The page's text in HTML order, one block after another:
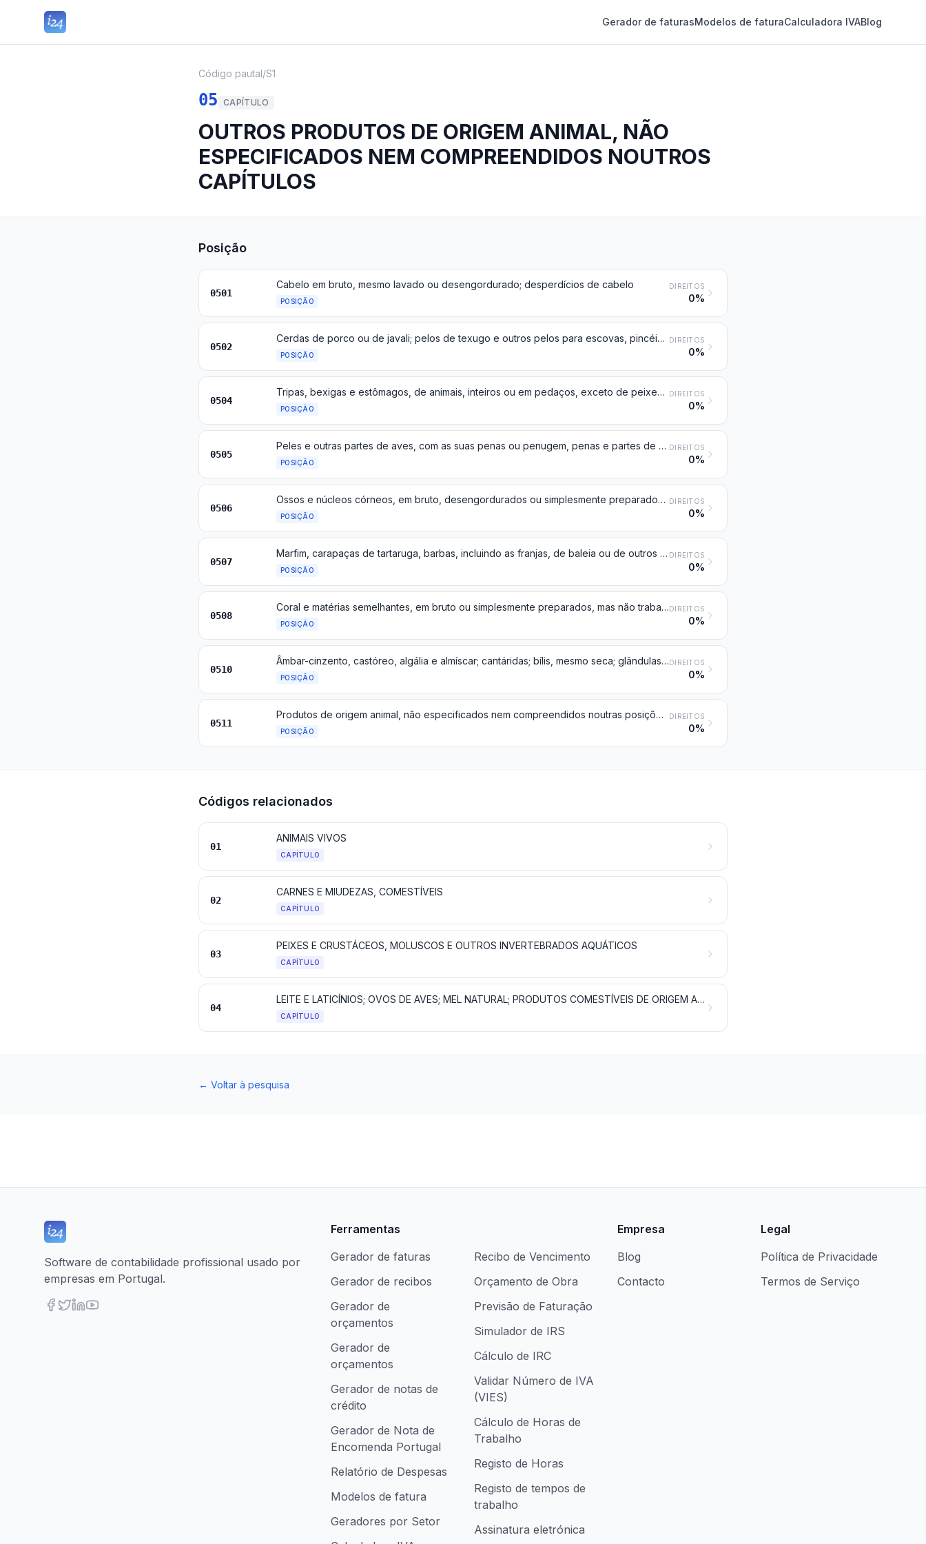
Gerador de faturasModelos de faturaCalculadora IVABlog
Código pautal/S1
05 CAPÍTULO
OUTROS PRODUTOS DE ORIGEM ANIMAL, NÃO
ESPECIFICADOS NEM COMPREENDIDOS NOUTROS
CAPÍTULOS
Posição
0501
Cabelo em bruto, mesmo lavado ou desengordurado; desperdícios de cabelo
POSIÇÃO
DIREITOS
0%
0502
Cerdas de porco ou de javali; pelos de texugo e outros pelos para escovas, pincéis e artigos semelhantes; desperdícios destas cerdas e pelos
POSIÇÃO
DIREITOS
0%
0504
Tripas, bexigas e estômagos, de animais, inteiros ou em pedaços, exceto de peixes, frescos, refrigerados, congelados, salgados ou em salmoura, secos ou fumados (defumados)
POSIÇÃO
DIREITOS
0%
0505
Peles e outras partes de aves, com as suas penas ou penugem, penas e partes de penas (mesmo aparadas), penugem, em bruto ou simplesmente limpas, desinfetadas ou preparadas tendo em vista a sua conservação; pós e desperdícios de penas ou de partes de penas
POSIÇÃO
DIREITOS
0%
0506
Ossos e núcleos córneos, em bruto, desengordurados ou simplesmente preparados (mas não cortados em forma determinada), acidulados ou degelatinados; pós e desperdícios destas matérias
POSIÇÃO
DIREITOS
0%
0507
Marfim, carapaças de tartaruga, barbas, incluindo as franjas, de baleia ou de outros mamíferos marinhos, chifres, galhadas, cascos, unhas, garras e bicos, em bruto ou simplesmente preparados, mas não cortados em forma determinada; pós e desperdícios destas matérias
POSIÇÃO
DIREITOS
0%
0508
Coral e matérias semelhantes, em bruto ou simplesmente preparados, mas não trabalhados de outro modo; conchas e carapaças de moluscos, crustáceos ou de equinodermes e ossos de chocos e chopos (chocos) (sépias), em bruto ou simplesmente preparados, mas não cortados em forma determinada, seus pós e desperdícios
POSIÇÃO
DIREITOS
0%
0510
Âmbar-cinzento, castóreo, algália e almíscar; cantáridas; bílis, mesmo seca; glândulas e outras substâncias de origem animal utilizadas na preparação de produtos farmacêuticos, frescas, refrigeradas, congeladas ou provisoriamente conservadas de outro modo
POSIÇÃO
DIREITOS
0%
0511
Produtos de origem animal, não especificados nem compreendidos noutras posições; animais mortos dos Capítulos 1 ou 3, impróprios para alimentação humana
POSIÇÃO
DIREITOS
0%
Códigos relacionados
01
ANIMAIS VIVOS
CAPÍTULO
02
CARNES E MIUDEZAS, COMESTÍVEIS
CAPÍTULO
03
PEIXES E CRUSTÁCEOS, MOLUSCOS E OUTROS INVERTEBRADOS AQUÁTICOS
CAPÍTULO
04
LEITE E LATICÍNIOS; OVOS DE AVES; MEL NATURAL; PRODUTOS COMESTÍVEIS DE ORIGEM ANIMAL, NÃO ESPECIFICADOS NEM COMPREENDIDOS NOUTROS CAPÍTULOS
CAPÍTULO
← Voltar à pesquisa
Software de contabilidade profissional usado por
empresas em Portugal.
Ferramentas
Gerador de faturas
Gerador de recibos
Gerador de
orçamentos
Gerador de
orçamentos
Gerador de notas de
crédito
Gerador de Nota de
Encomenda Portugal
Relatório de Despesas
Modelos de fatura
Geradores por Setor
Recibo de Vencimento
Orçamento de Obra
Previsão de Faturação
Simulador de IRS
Cálculo de IRC
Validar Número de IVA
(VIES)
Cálculo de Horas de
Trabalho
Registo de Horas
Registo de tempos de
trabalho
Assinatura eletrónica
Empresa
Blog
Contacto
Legal
Política de Privacidade
Termos de Serviço